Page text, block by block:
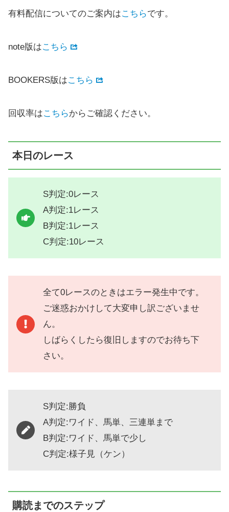
有料配信についてのご案内はこちらです。
note版はこちら
BOOKERS版はこちら
回収率はこちらからご確認ください。
本日のレース
S判定:0レース
A判定:1レース
B判定:1レース
C判定:10レース
全て0レースのときはエラー発生中です。
ご迷惑おかけして大変申し訳ございませ
ん。
しばらくしたら復旧しますのでお待ち下
さい。
S判定:勝負
A判定:ワイド、馬単、三連単まで
B判定:ワイド、馬単で少し
C判定:様子見（ケン）
購読までのステップ